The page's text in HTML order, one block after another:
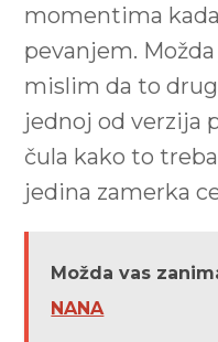
momentima
pevanjem.
mislim da to
jednoj od verzija
čula kako to
jedina zamerka
Možda vas
NANA